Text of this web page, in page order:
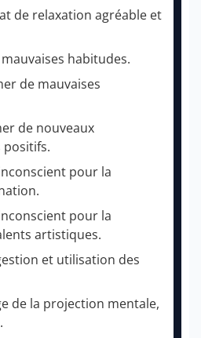
de relaxation agréable et
habitudes.
de mauvaises
de nouveaux
pour la
pour la
artistiques.
et utilisation des
de la projection mentale,